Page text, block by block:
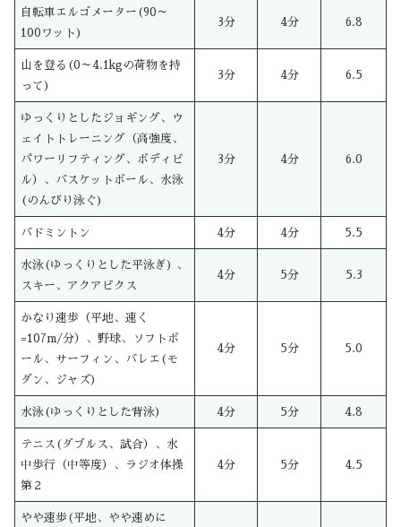
自転車エルゴメーター(90～
100ワット)
3分 4分 6.8
山を登る(0～4.1kgの荷物を持
って)
3分 4分 6.5
ゆっくりとしたジョギング、ウ
ェイトトレーニング（高強度、
パワーリフティング、ボディビ
ル）、バスケットボール、水泳
(のんびり泳ぐ)
3分 4分 6.0
バドミントン 4分 4分 5.5
水泳(ゆっくりとした平泳ぎ) 、
スキー、アクアビクス
4分 5分 5.3
かなり速歩（平地、速く
=107m/分）、野球、ソフトボ
ール、サーフィン、バレエ(モ
ダン、ジャズ)
4分 5分 5.0
水泳(ゆっくりとした背泳) 4分 5分 4.8
テニス(ダブルス、試合）、水
中歩行（中等度）、ラジオ体操
第２
4分 5分 4.5
やや速歩(平地、やや速めに